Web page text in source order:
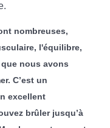
nombreuses,
l'équilibre,
nous avons
C’est un
excellent
brûler jusqu’à